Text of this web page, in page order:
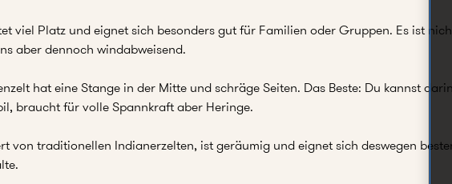
viel Platz und eignet sich besonders gut für Familien oder Gruppen. Es ist
aber dennoch windabweisend.
hat eine Stange in der Mitte und schräge Seiten. Das Beste: Du kannst
braucht für volle Spannkraft aber Heringe.
von traditionellen Indianerzelten, ist geräumig und eignet sich deswegen